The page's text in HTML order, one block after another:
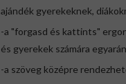
ajándék gyerekeknek,
-a "forgasd és kattints"
és gyerekek számára
-a szöveg középre